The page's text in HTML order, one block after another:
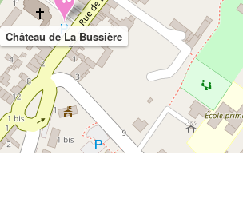
Château de La Bussière